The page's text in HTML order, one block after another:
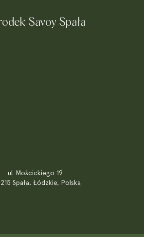
Savoy Spała
ul. Mościckiego 19
Spała, Łódzkie, Polska